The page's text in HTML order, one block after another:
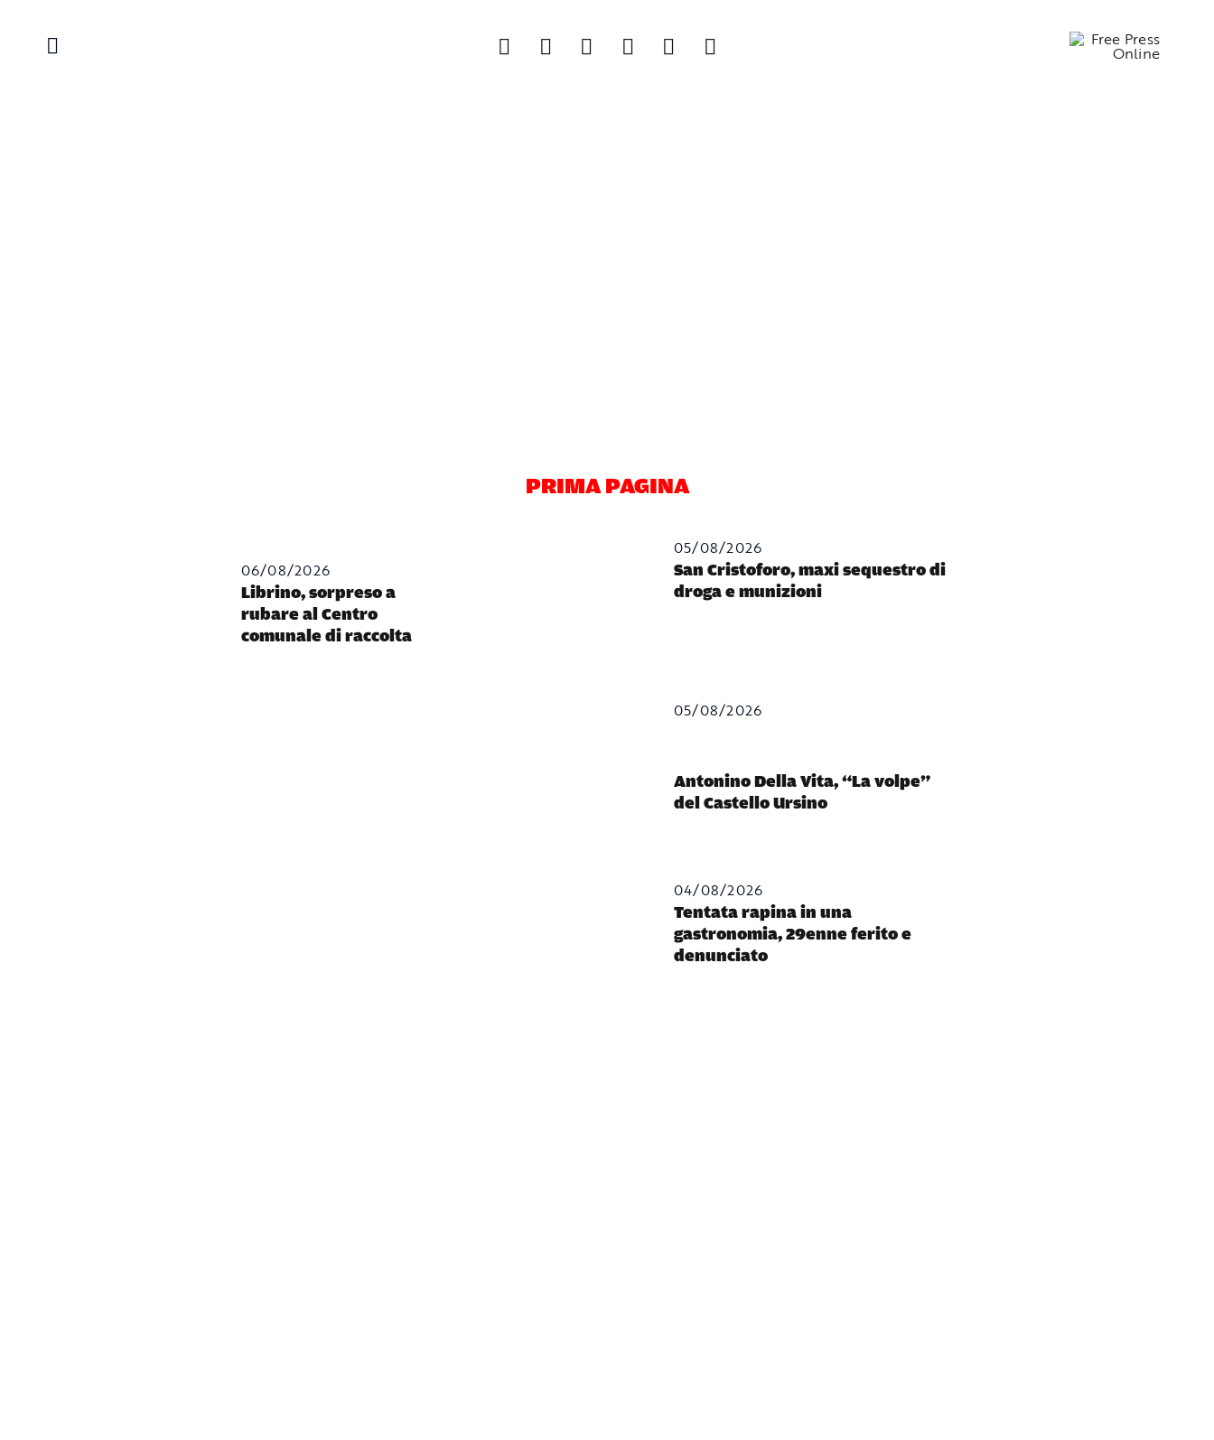
contenuto
PRIMA PAGINA
06/08/2026
Librino, sorpreso a
rubare al Centro
comunale di raccolta
05/08/2026
San Cristoforo, maxi sequestro di
droga e munizioni
05/08/2026
Antonino Della Vita, “La volpe”
del Castello Ursino
04/08/2026
Tentata rapina in una
gastronomia, 29enne ferito e
denunciato